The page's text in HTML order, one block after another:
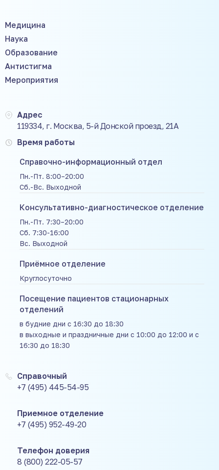
Медицина
Наука
Образование
Антистигма
Мероприятия
Адрес
119334, г. Москва, 5-й Донской проезд, 21А
Время работы
Справочно-информационный отдел
Пн.-Пт. 8:00–20:00
Сб.-Вс. Выходной
Консультативно-диагностическое отделение
Пн.-Пт. 7:30–20:00
Сб. 7:30-16:00
Вс. Выходной
Приёмное отделение
Круглосуточно
Посещение пациентов стационарных
отделений
в будние дни с 16:30 до 18:30
в выходные и праздничные дни с 10:00 до 12:00 и с
16:30 до 18:30
Справочный
+7 (495) 445-54-95
Приемное отделение
+7 (495) 952-49-20
Телефон доверия
8 (800) 222-05-57